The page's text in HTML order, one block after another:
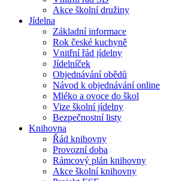
Akce školní družiny
Jídelna
Základní informace
Rok české kuchyně
Vnitřní řád jídelny
Jídelníček
Objednávání obědů
Návod k objednávání online
Mléko a ovoce do škol
Vize školní jídelny
Bezpečnostní listy
Knihovna
Řád knihovny
Provozní doba
Rámcový plán knihovny
Akce školní knihovny